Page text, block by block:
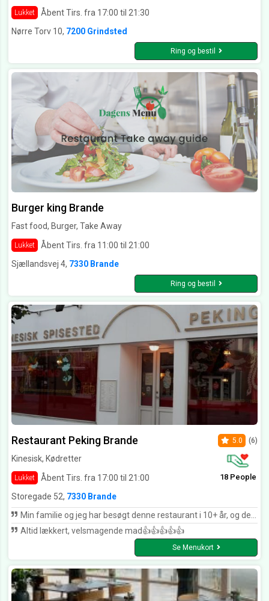
Lukket Åbent Tirs. fra 17:00 til 21:30
Nørre Torv 10, 7200 Grindsted
Ring og bestil
Burger king Brande
Fast food, Burger, Take Away
Lukket
Åbent Tirs. fra 11:00 til 21:00
Sjællandsvej 4, 7330 Brande
Ring og bestil
Restaurant Peking Brande
Kinesisk, Kødretter
Lukket Åbent Tirs. fra 17:00 til 21:00
5.0 (6)
18 People
Storegade 52, 7330 Brande
Min familie og jeg har besøgt denne restaurant i 10+ år, og de har aldrig skuffet os. Lækkert mad og venligt personale :)
Altid lækkert, velsmagende mad👍👍👍👍👍
Se Menukort